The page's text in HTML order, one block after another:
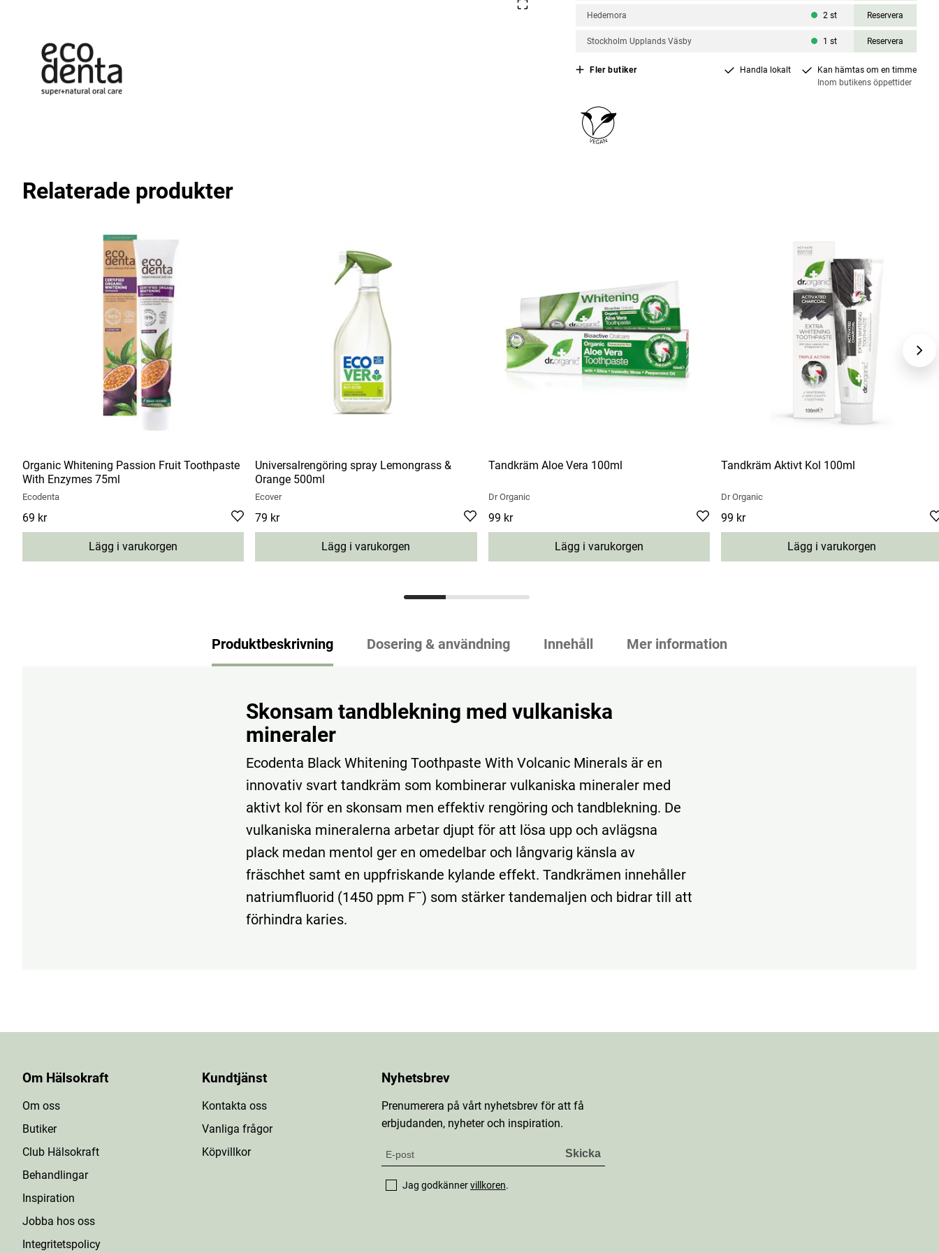
Hedemora 2 st Reservera
Stockholm Upplands Väsby 1 st Reservera
Fler butiker Handla lokalt
Kan hämtas om en timme
Inom butikens öppettider
Relaterade produkter
Organic Whitening Passion Fruit Toothpaste
With Enzymes 75ml
Ecodenta
Pris:69 kr
69 kr
Lägg i varukorgen
Universalrengöring spray Lemongrass &
Orange 500ml
Ecover
Pris:79 kr
79 kr
Lägg i varukorgen
Tandkräm Aloe Vera 100ml
Dr Organic
Pris:99 kr
99 kr
Lägg i varukorgen
Tandkräm Aktivt Kol 100ml
Dr Organic
Pris:99 kr
99 kr
Lägg i varukorgen
Produktbeskrivning Dosering & användning Innehåll Mer information
Skonsam tandblekning med vulkaniska
mineraler
Ecodenta Black Whitening Toothpaste With Volcanic Minerals är en
innovativ svart tandkräm som kombinerar vulkaniska mineraler med
aktivt kol för en skonsam men effektiv rengöring och tandblekning. De
vulkaniska mineralerna arbetar djupt för att lösa upp och avlägsna
plack medan mentol ger en omedelbar och långvarig känsla av
fräschhet samt en uppfriskande kylande effekt. Tandkrämen innehåller
natriumfluorid (1450 ppm F¯) som stärker tandemaljen och bidrar till att
förhindra karies.
Om Hälsokraft
Om oss
Butiker
Club Hälsokraft
Behandlingar
Inspiration
Jobba hos oss
Integritetspolicy
Kundtjänst
Kontakta oss
Vanliga frågor
Köpvillkor
Nyhetsbrev
Prenumerera på vårt nyhetsbrev för att få
erbjudanden, nyheter och inspiration.
Jag godkännervillkoren.